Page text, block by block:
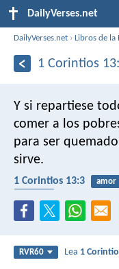
DailyVerses.net
DailyVerses.net ›Libros de la
1 Corintios
Y si repartiese
comer a los
para ser
sirve.
1 Corintios 13:3 amor
RVR60 Lea 1